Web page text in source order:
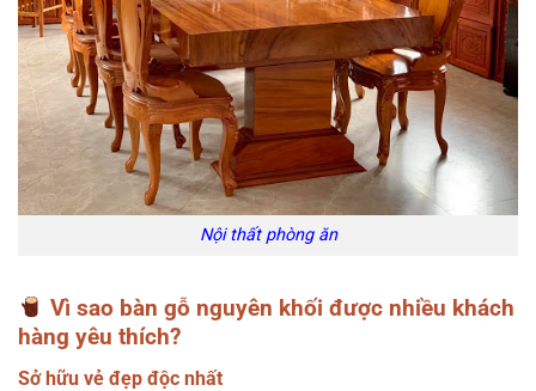
Nội thất phòng ăn
Vì sao bàn gỗ nguyên khối được nhiều khách
hàng yêu thích?
Sở hữu vẻ đẹp độc nhất